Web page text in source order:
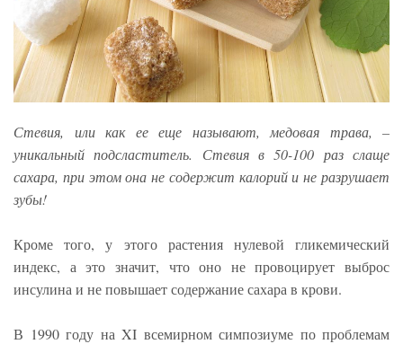
Стевия, или как ее еще называют, медовая трава, –
уникальный подсластитель. Стевия в 50-100 раз слаще
сахара, при этом она не содержит калорий и не разрушает
зубы!
Кроме того, у этого растения нулевой гликемический
индекс, а это значит, что оно не провоцирует выброс
инсулина и не повышает содержание сахара в крови.
В 1990 году на XI всемирном симпозиуме по проблемам